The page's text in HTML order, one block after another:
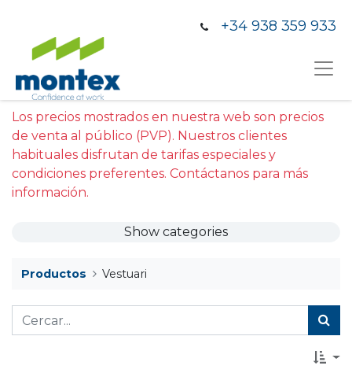
+34 938 359 933
Los precios mostrados en nuestra web son precios
de venta al público (PVP). Nuestros clientes
habituales disfrutan de tarifas especiales y
condiciones preferentes. Contáctanos para más
información.
Show categories
Productos Vestuari